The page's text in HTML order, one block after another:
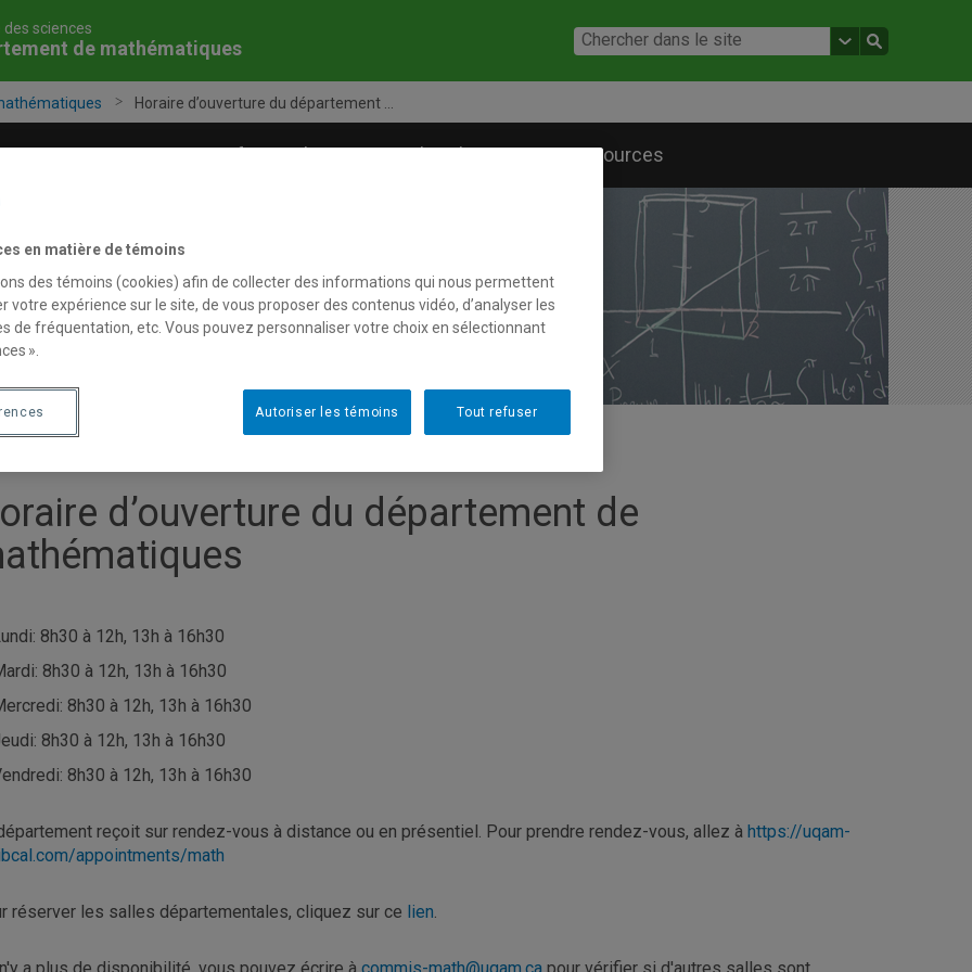
des sciences
de mathématiques
Horaire d’ouverture du département ...
Corps professoral Recherche Ressources
d’ouverture du département de
8h30 à 12h, 13h à 16h30
8h30 à 12h, 13h à 16h30
8h30 à 12h, 13h à 16h30
8h30 à 12h, 13h à 16h30
8h30 à 12h, 13h à 16h30
reçoit sur rendez-vous à distance ou en présentiel. Pour prendre rendez-vous, allez à https://uqam-
appointments/math
réserver les salles départementales, cliquez sur ce lien.
en matière de témoins
des témoins (cookies) afin de collecter des informations qui nous permettent
votre expérience sur le site, de vous proposer des contenus vidéo, d’analyser les
de fréquentation, etc. Vous pouvez personnaliser votre choix en sélectionnant
».
Tout refuser
Autoriser les témoins